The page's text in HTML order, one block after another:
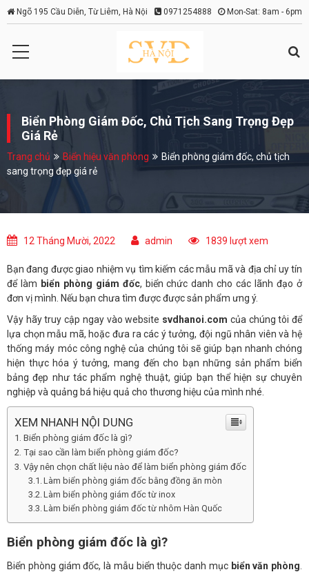
Ngõ 195 Cầu Diễn, Từ Liêm, Hà Nội 0971254888 Mon-Sat: 8am - 6pm
Biển Phòng Giám Đốc, Chủ Tịch Sang Trọng Đẹp
Giá Rẻ
Trang chủ Biển hiệu văn phòng
Biển phòng giám đốc, chủ tịch
sang trọng đẹp giá rẻ
12 Tháng Mười, 2022 admin 1839 lượt xem
Bạn đang được giao nhiệm vụ tìm kiếm các mẫu mã và địa chỉ uy tín
để làm biển phòng giám đốc, biển chức danh cho các lãnh đạo ở
đơn vị mình. Nếu bạn chưa tìm được được sản phẩm ưng ý.
Vậy hãy truy cập ngay vào website svdhanoi.com của chúng tôi để
lựa chọn mẫu mã, hoặc đưa ra các ý tưởng, đội ngũ nhân viên và hệ
thống máy móc công nghệ của chúng tôi sẽ giúp bạn nhanh chóng
hiện thực hóa ý tưởng, mang đến cho bạn những sản phẩm biển
bảng đẹp như tác phẩm nghệ thuật, giúp bạn thể hiện sự chuyên
nghiệp và quảng bá hiệu quả cho thương hiệu của mình nhé.
XEM NHANH NỘI DUNG
Biển phòng giám đốc là gì?
Tại sao cần làm biển phòng giám đốc?
Vậy nên chọn chất liệu nào để làm biển phòng giám đốc
Làm biển phòng giám đốc bằng đồng ăn mòn
Làm biển phòng giám đốc từ inox
Làm biển phòng giám đốc từ nhôm Hàn Quốc
Biển phòng giám đốc là gì?
Biển phòng giám đốc, là mẫu biển thuộc danh mục biển văn phòng